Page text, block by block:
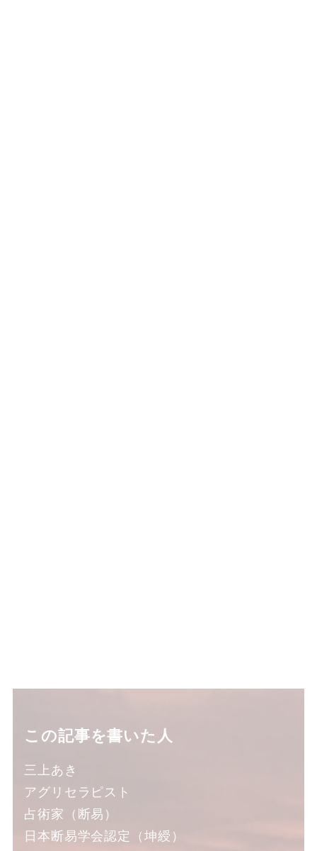
この記事を書いた人
三上あき
アグリセラピスト
占術家（断易）
日本断易学会認定（坤綬）